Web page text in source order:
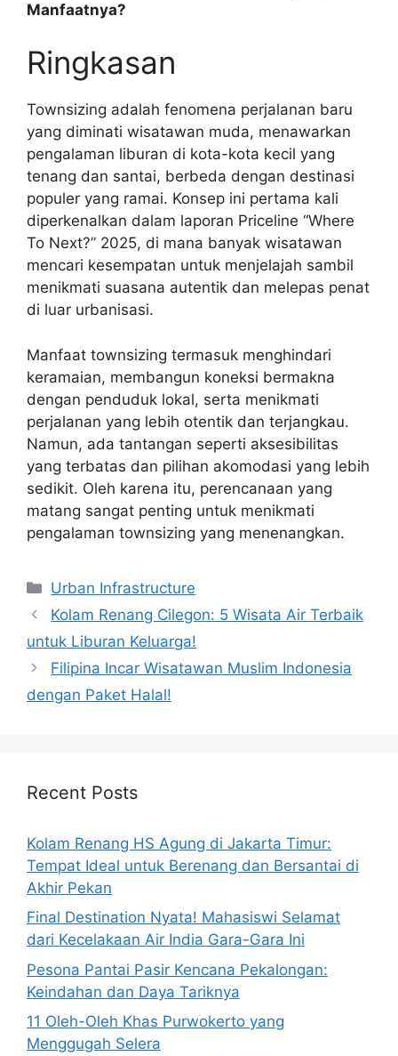
Manfaatnya?
Ringkasan
Townsizing adalah fenomena perjalanan baru
yang diminati wisatawan muda, menawarkan
pengalaman liburan di kota-kota kecil yang
tenang dan santai, berbeda dengan destinasi
populer yang ramai. Konsep ini pertama kali
diperkenalkan dalam laporan Priceline “Where
To Next?” 2025, di mana banyak wisatawan
mencari kesempatan untuk menjelajah sambil
menikmati suasana autentik dan melepas penat
di luar urbanisasi.
Manfaat townsizing termasuk menghindari
keramaian, membangun koneksi bermakna
dengan penduduk lokal, serta menikmati
perjalanan yang lebih otentik dan terjangkau.
Namun, ada tantangan seperti aksesibilitas
yang terbatas dan pilihan akomodasi yang lebih
sedikit. Oleh karena itu, perencanaan yang
matang sangat penting untuk menikmati
pengalaman townsizing yang menenangkan.
Categories
Urban Infrastructure
Kolam Renang Cilegon: 5 Wisata Air Terbaik
untuk Liburan Keluarga!
Filipina Incar Wisatawan Muslim Indonesia
dengan Paket Halal!
Recent Posts
Kolam Renang HS Agung di Jakarta Timur:
Tempat Ideal untuk Berenang dan Bersantai di
Akhir Pekan
Final Destination Nyata! Mahasiswi Selamat
dari Kecelakaan Air India Gara-Gara Ini
Pesona Pantai Pasir Kencana Pekalongan:
Keindahan dan Daya Tariknya
11 Oleh-Oleh Khas Purwokerto yang
Menggugah Selera